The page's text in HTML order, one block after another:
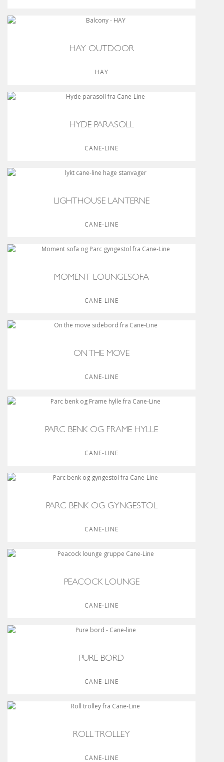
HAY OUTDOOR
HAY
HYDE PARASOLL
CANE-LINE
LIGHTHOUSE LANTERNE
CANE-LINE
MOMENT LOUNGESOFA
CANE-LINE
ON THE MOVE
CANE-LINE
PARC BENK OG FRAME HYLLE
CANE-LINE
PARC BENK OG GYNGESTOL
CANE-LINE
PEACOCK LOUNGE
CANE-LINE
PURE BORD
CANE-LINE
ROLL TROLLEY
CANE-LINE